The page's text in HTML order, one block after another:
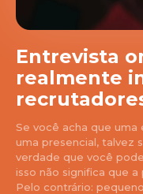
Entrevista
realmente
Se você acha que
uma presencial, talvez
verdade que você
isso não significa que
Pelo contrário: